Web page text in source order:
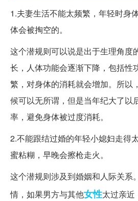
1.夫妻生活不能太频繁，年轻时身
体会被掏空的。
这个潜规则可以说是出于生理角度
长，人体功能会逐渐下降，包括性
繁，对身体的消耗就会增加。所以
候可以无所谓，但是当年纪大了以
率，避免身体被过度消耗。
2.不能跟结过婚的年轻小媳妇走得
蜜粘糊，早晚会擦枪走火。
这个潜规则涉及到婚姻和人际关系
情，如果男方与其他女性太过亲近